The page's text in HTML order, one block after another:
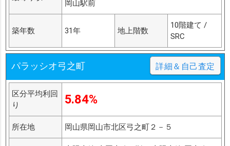
岡山駅前
築年数 31年 地上階数
10階建て /
SRC
パラッシオ弓之町 詳細＆自己査定
区分平均利回
り
5.84%
所在地 岡山県岡山市北区弓之町２－５